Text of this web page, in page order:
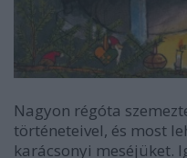
Nagyon régóta
történeteivel, és most
karácsonyi meséjüket.